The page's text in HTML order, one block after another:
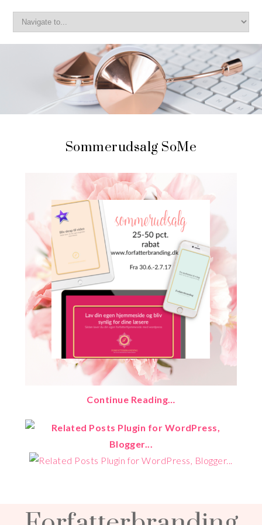
Sommerudsalg SoMe
Continue Reading…